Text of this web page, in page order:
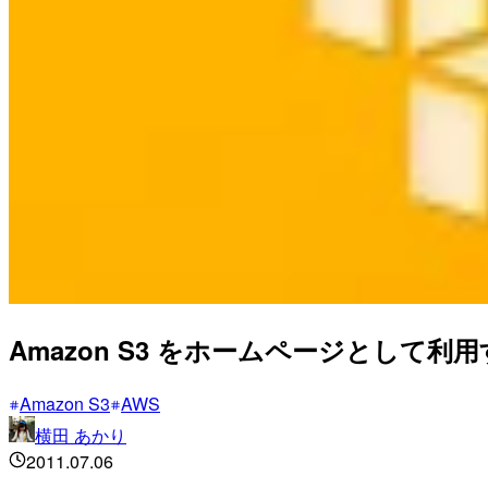
Amazon S3 をホームページとして利用
Amazon S3 AWS
横田 あかり
2011.07.06